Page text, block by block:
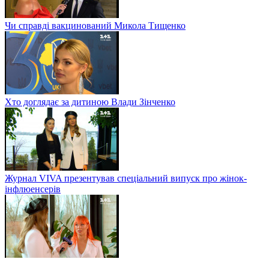
Чи справді вакцинований Микола Тищенко
Хто доглядає за дитиною Влади Зінченко
Журнал VIVA презентував спеціальний випуск про жінок-
інфлюенсерів